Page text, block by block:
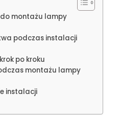
montażu lampy
podczas instalacji
po kroku
montażu lampy
instalacji